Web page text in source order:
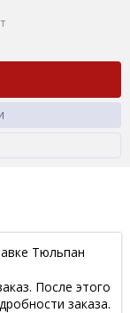
Тюльпан
После этого
заказа.